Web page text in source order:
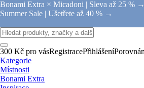
Bonami Extra × Micadoni | Sleva až 25 % →
Summer Sale | Ušetřete až 40 % →
300 Kč pro vásRegistracePřihlášení
Kategorie
Místnosti
Bonami Extra